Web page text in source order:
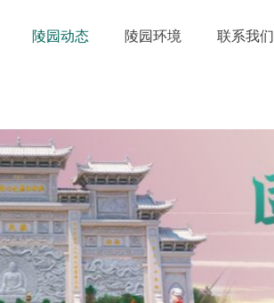
陵园动态 陵园环境 联系我们